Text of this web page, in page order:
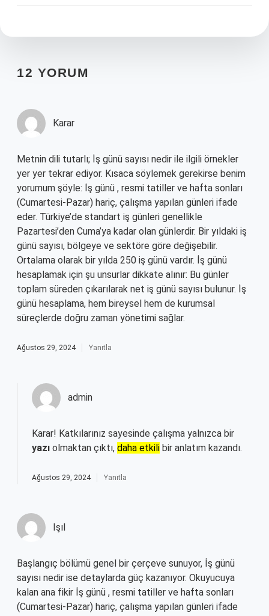
12 YORUM
Karar
Metnin dili tutarlı; İş günü sayısı nedir ile ilgili örnekler
yer yer tekrar ediyor. Kısaca söylemek gerekirse benim
yorumum şöyle: İş günü , resmi tatiller ve hafta sonları
(Cumartesi-Pazar) hariç, çalışma yapılan günleri ifade
eder. Türkiye’de standart iş günleri genellikle
Pazartesi’den Cuma’ya kadar olan günlerdir. Bir yıldaki iş
günü sayısı, bölgeye ve sektöre göre değişebilir.
Ortalama olarak bir yılda 250 iş günü vardır. İş günü
hesaplamak için şu unsurlar dikkate alınır: Bu günler
toplam süreden çıkarılarak net iş günü sayısı bulunur. İş
günü hesaplama, hem bireysel hem de kurumsal
süreçlerde doğru zaman yönetimi sağlar.
Ağustos 29, 2024 Yanıtla
admin
Karar! Katkılarınız sayesinde çalışma yalnızca bir
yazı olmaktan çıktı, daha etkili bir anlatım kazandı.
Ağustos 29, 2024 Yanıtla
Işıl
Başlangıç bölümü genel bir çerçeve sunuyor, İş günü
sayısı nedir ise detaylarda güç kazanıyor. Okuyucuya
kalan ana fikir İş günü , resmi tatiller ve hafta sonları
(Cumartesi-Pazar) hariç, çalışma yapılan günleri ifade